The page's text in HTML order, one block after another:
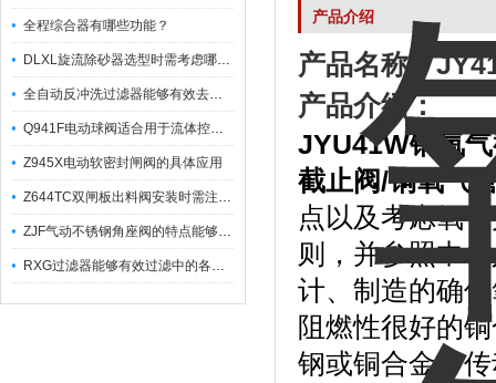
全程综合器有哪些功能？
DLXL旋流除砂器选型时需考虑哪些因素？
全自动反冲洗过滤器能够有效去除不同粒径的固体杂
Q941F电动球阀适合用于流体控制需要迅速反应的场合
Z945X电动软密封闸阀的具体应用
Z644TC双闸板出料阀安装时需注意哪些事项？
ZJF气动不锈钢角座阀的特点能够稳定地控制介质流量
RXG过滤器能够有效过滤中的各种杂质
产品介绍
产品名称：
产品介绍：
JYU41W铜氧
截止阀/铜氧气
点以及考虑氧
则，并参照中
计、制造的确
阻燃性很好的
钢或铜合金；